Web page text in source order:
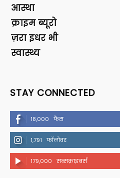
आस्था
क्राइम ब्यूरो
ज़रा इधर भी
स्वास्थ्य
STAY CONNECTED
18,000 फैंस
1,791 फॉलोवर
179,000 सब्सक्राइबर्स